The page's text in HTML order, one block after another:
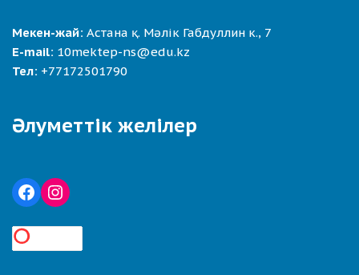
Мекен-жай: Астана қ. Мәлік Габдуллин к., 7
E-mail: 10mektep-ns@edu.kz
Тел: +77172501790
Әлуметтік желілер